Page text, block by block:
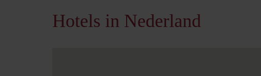
Hotels in Nederland